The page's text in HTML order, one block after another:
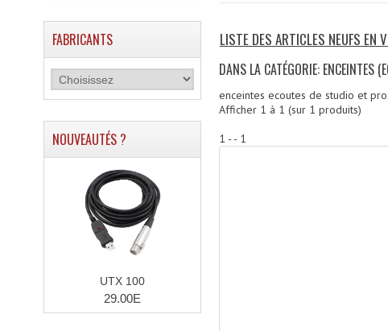
LISTE DES ARTICLES NEUFS EN
DANS LA CATÉGORIE: ENCEINTES
enceintes ecoutes de studio et
Afficher 1 à 1 (sur 1 produits)
1 - - 1
FABRICANTS
NOUVEAUTÉS ?
UTX 100
29.00E